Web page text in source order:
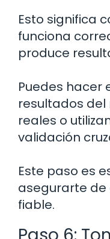
Esto significa
funciona
produce
Puedes hacer
resultados
reales o
validación
Este paso es
asegurarte de
fiable.